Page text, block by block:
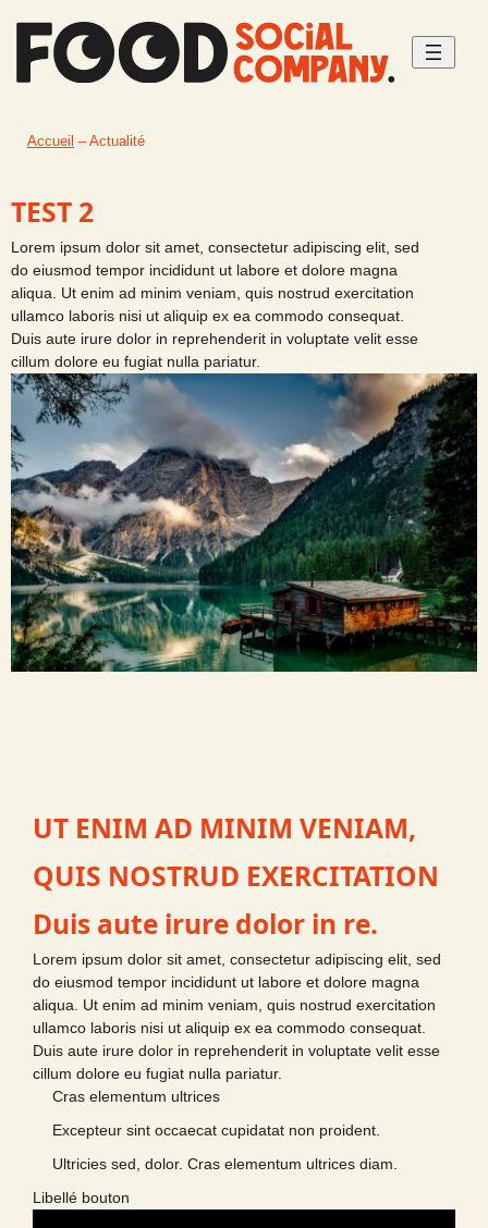
contenu
Accueil –Actualité
TEST 2
Lorem ipsum dolor sit amet, consectetur adipiscing elit, sed
do eiusmod tempor incididunt ut labore et dolore magna
aliqua. Ut enim ad minim veniam, quis nostrud exercitation
ullamco laboris nisi ut aliquip ex ea commodo consequat.
Duis aute irure dolor in reprehenderit in voluptate velit esse
cillum dolore eu fugiat nulla pariatur.
UT ENIM AD MINIM VENIAM,
QUIS NOSTRUD EXERCITATION
Duis aute irure dolor in re.
Lorem ipsum dolor sit amet, consectetur adipiscing elit, sed
do eiusmod tempor incididunt ut labore et dolore magna
aliqua. Ut enim ad minim veniam, quis nostrud exercitation
ullamco laboris nisi ut aliquip ex ea commodo consequat.
Duis aute irure dolor in reprehenderit in voluptate velit esse
cillum dolore eu fugiat nulla pariatur.
Cras elementum ultrices
Excepteur sint occaecat cupidatat non proident.
Ultricies sed, dolor. Cras elementum ultrices diam.
Libellé bouton